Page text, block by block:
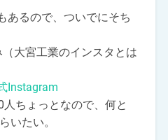
るので、ついでにそち
大宮工業のインスタとは
Instagram
ちょっとなので、何と
いたい。